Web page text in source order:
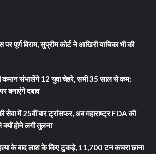
पूर्ण विराम, सुप्रीम कोर्ट ने आखिरी याचिका भी की
कमान संभालेंगे 12 युवा चेहरे, सभी 35 साल से कम;
बनाएंगे दबाव
सेवा में 25वीं बार ट्रांसफर, अब महाराष्ट्र FDA की
होने लगी तुलना
के बाद लाश के किए टुकड़े, 11,700 टन कचरा छाना